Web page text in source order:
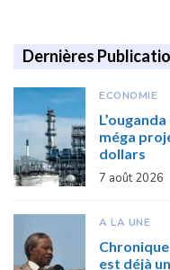
Dernières
ECONOMIE
méga
dollars
7 août 2026
A LA UNE
est déjà